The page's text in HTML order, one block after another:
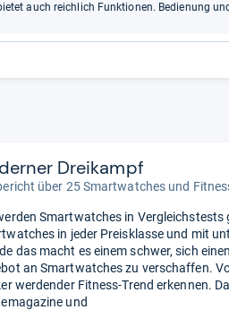
auch reichlich Funktionen. Bedienung und
Dreikampf
über 25 Smartwatches und
Smartwatches in Vergleichstests
in jeder Preisklasse und mit
das macht es einem schwer, sich
an Smartwatches zu verschaffen.
werdender Fitness-Trend erkennen.
und